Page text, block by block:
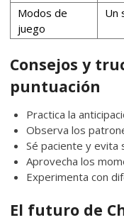
Modos de
juego
Un
Consejos y
puntuación
Practica la
Observa los
Sé paciente y evita
Aprovecha los
Experimenta con
El futuro de